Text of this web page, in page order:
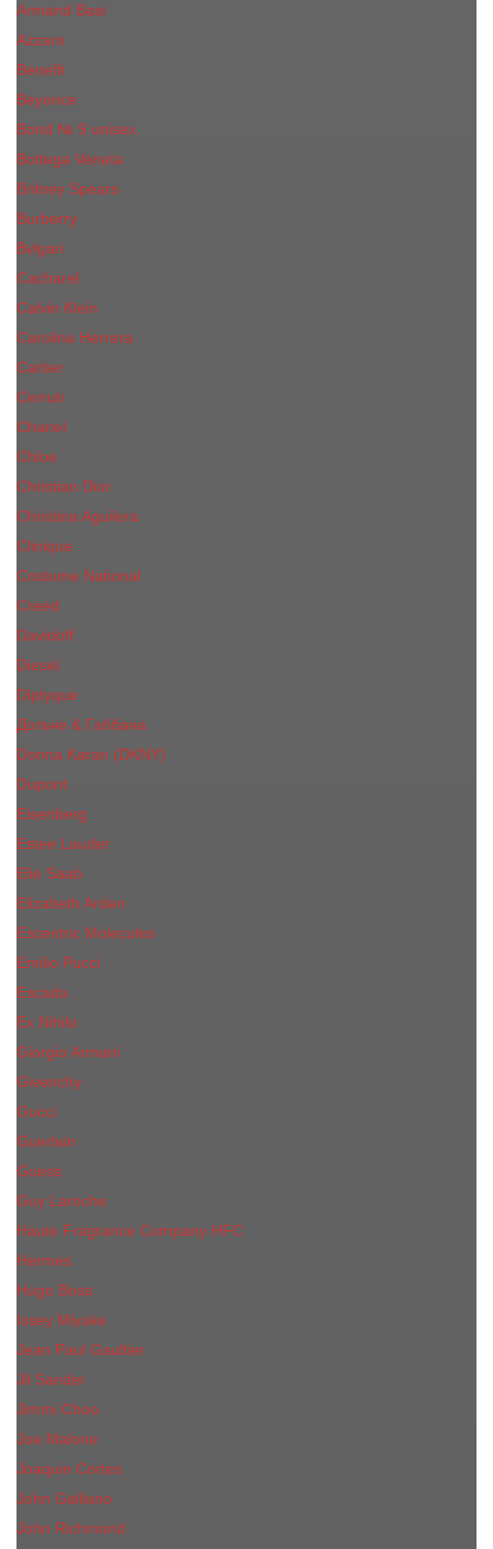
Armand Basi
Azzaro
Benefit
Beyonce
Bond № 9 unisex
Bottega Veneta
Britney Spears
Burberry
Bvlgari
Cacharel
Calvin Klein
Carolina Herrera
Cartier
Cerruti
Сhanеl
Chloe
Christian Dior
Christina Aguilera
Сliniquе
Costume National
Creed
Davidoff
Diesel
Diptyque
Дольче & Габбана
Donna Karan (DKNY)
Dupont
Eisenberg
Еsteе Lаudеr
Elie Saab
Elizabeth Arden
Escentric Molecules
Emilio Pucci
Escada
Ex Nihilo
Giorgio Armani
Givenchy
Gucci
Guerlain
Guess
Guy Laroche
Haute Fragrance Company HFC
Hermes
Hugo Boss
Issey Miyake
Jean Paul Gaultier
Jil Sander
Jimmi Choo
Jое Malоnе
Joaquin Cortes
John Galliano
John Richmond